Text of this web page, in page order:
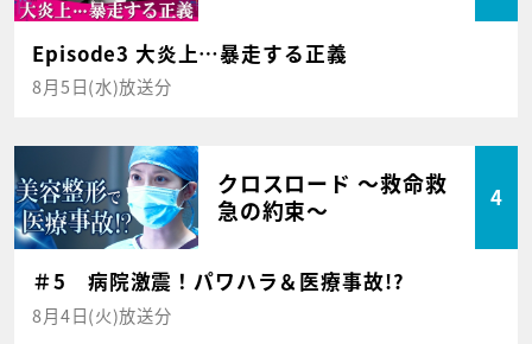
Episode3 大炎上…暴走する正義
8月5日(水)放送分
クロスロード ～救命救
急の約束～
4
＃5 病院激震！パワハラ＆医療事故!?
8月4日(火)放送分